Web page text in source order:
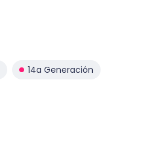
14a Generación